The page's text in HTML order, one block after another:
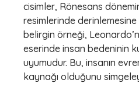
cisimler, Rönesans
resimlerinde derinlemesine
belirgin örneği,
eserinde insan bedeninin
uyumudur. Bu, insanın
kaynağı olduğunu